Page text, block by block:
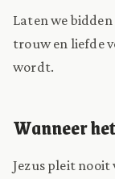
Laten we
trouw en liefde
wordt.
Wanneer
Jezus pleit nooit